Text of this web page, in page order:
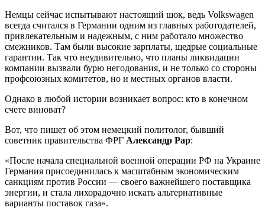
Немцы сейчас испытывают настоящий шок, ведь Volkswagen
всегда считался в Германии одним из главных работодателей,
привлекательным и надежным, с ним работало множество
смежников. Там были высокие зарплаты, щедрые социальные
гарантии. Так что неудивительно, что планы ликвидации
компании вызвали бурю негодования, и не только со стороны
профсоюзных комитетов, но и местных органов власти.
Однако в любой истории возникает вопрос: кто в конечном
счете виноват?
Вот, что пишет об этом немецкий политолог, бывший
советник правительства ФРГ Александр Рар:
«После начала специальной военной операции РФ на Украине
Германия присоединилась к масштабным экономическим
санкциям против России — своего важнейшего поставщика
энергии, и стала лихорадочно искать альтернативные
варианты поставок газа».